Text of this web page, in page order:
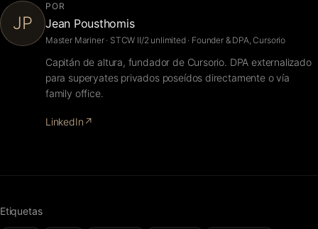
JP
POR
Jean Pousthomis
Master Mariner · STCW II/2 unlimited · Founder & DPA, Cursorio
Capitán de altura, fundador de Cursorio. DPA externalizado
para superyates privados poseídos directamente o vía
family office.
LinkedIn ↗
Etiquetas